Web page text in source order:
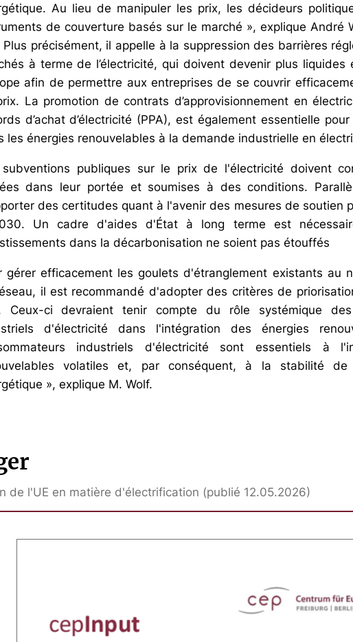
Au lieu de manipuler les prix, les décideurs
de couverture basés sur le marché », explique André
Plus précisément, il appelle à la suppression des barrières
à terme de l’électricité, qui doivent devenir plus
afin de permettre aux entreprises de se couvrir
La promotion de contrats d’approvisionnement en
d’achat d’électricité (PPA), est également essentielle
les énergies renouvelables à la demande industrielle en
subventions publiques sur le prix de l'électricité doivent
dans leur portée et soumises à des conditions.
des certitudes quant à l'avenir des mesures de soutien
Un cadre d'aides d'État à long terme est
dans la décarbonisation ne soient pas étouffés
gérer efficacement les goulets d'étranglement existants au
il est recommandé d'adopter des critères de
Ceux-ci devraient tenir compte du rôle systémique des
d'électricité dans l'intégration des énergies
industriels d'électricité sont essentiels à
volatiles et, par conséquent, à la stabilité de
», explique M. Wolf.
de l'UE en matière d'électrification (publié 12.05.2026)